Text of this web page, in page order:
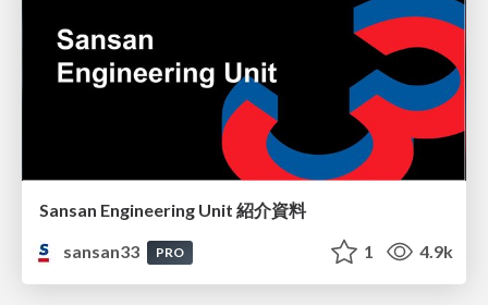
Sansan Engineering Unit 紹介資料
sansan33
PRO 1 4.9k